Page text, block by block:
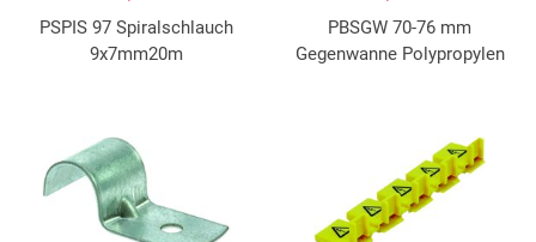
PSPIS 97 Spiralschlauch
9x7mm20m
PBSGW 70-76 mm
Gegenwanne Polypropylen